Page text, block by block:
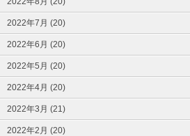
2022年7月 (20)
2022年6月 (20)
2022年5月 (20)
2022年4月 (20)
2022年3月 (21)
2022年2月 (20)